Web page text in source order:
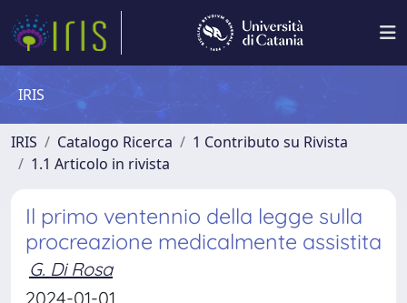
IRIS
IRIS Catalogo Ricerca
1 Contributo su Rivista
1.1 Articolo in rivista
Il primo ventennio della legge sulla
procreazione medicalmente assistita
G. Di Rosa
2024-01-01